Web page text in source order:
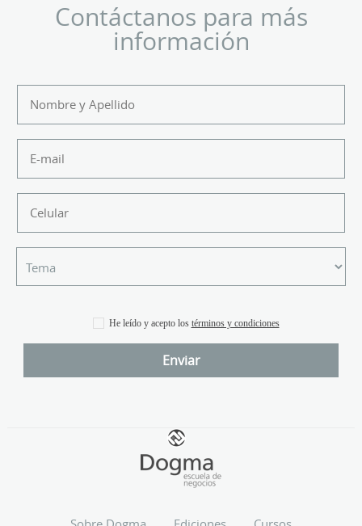
Contáctanos para más
información
He leído y acepto los términos y condiciones